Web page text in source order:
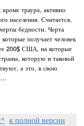
кроме траура, активно
населения. Считается,
бедности. Черта
получает человек
200$ США, на которые
которую и таковой
а это, в свою
к полной версии